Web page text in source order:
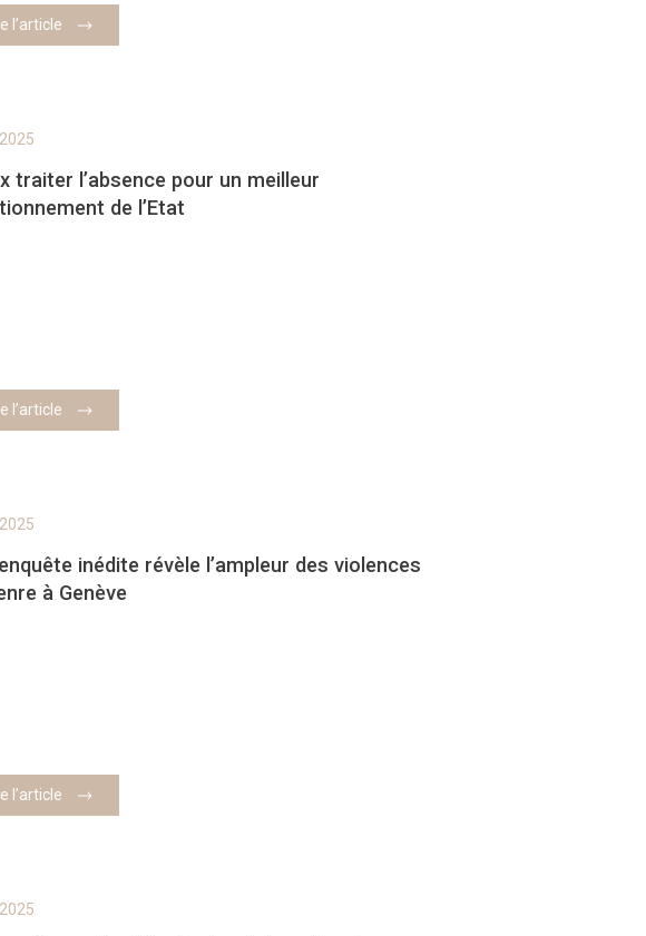
l’article
traiter l’absence pour un meilleur
de l’Etat
l’article
inédite révèle l’ampleur des violences
à Genève
l’article